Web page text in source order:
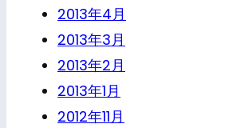
2013年4月
2013年3月
2013年2月
2013年1月
2012年11月